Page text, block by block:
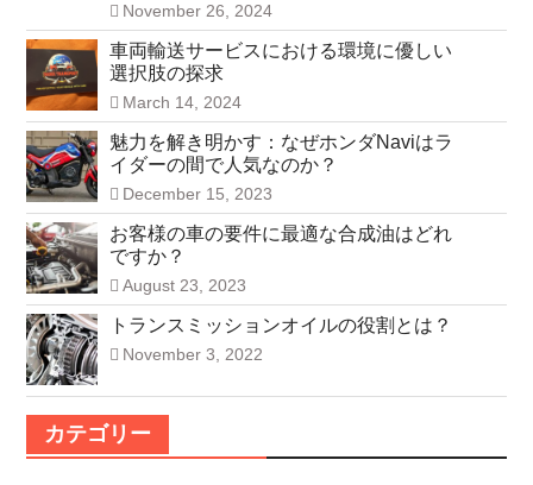
November 26, 2024
車両輸送サービスにおける環境に優しい
選択肢の探求
March 14, 2024
魅力を解き明かす：なぜホンダNaviはラ
イダーの間で人気なのか？
December 15, 2023
お客様の車の要件に最適な合成油はどれ
ですか？
August 23, 2023
トランスミッションオイルの役割とは？
November 3, 2022
カテゴリー